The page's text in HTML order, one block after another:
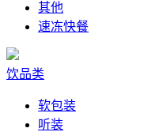
其他
速冻快餐
饮品类
软包装
听装